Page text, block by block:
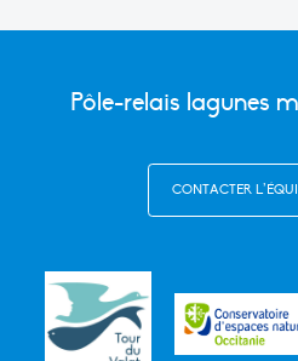
Pôle-relais lagunes
CONTACTER